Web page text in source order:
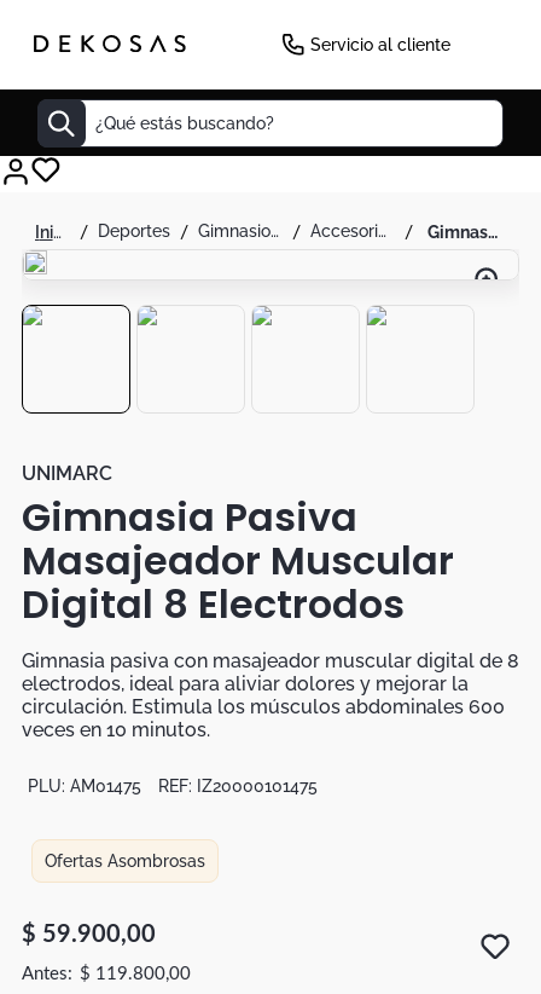
Servicio al cliente
¿Qué estás buscando?
deportes gimnasio y fitness accesorios fitness yoga y pilates gimnasia pasiva masajeador muscular digital 8 electrodos
UNIMARC
Gimnasia Pasiva
Masajeador Muscular
Digital 8 Electrodos
Gimnasia pasiva con masajeador muscular digital de 8
electrodos, ideal para aliviar dolores y mejorar la
circulación. Estimula los músculos abdominales 600
veces en 10 minutos.
PLU: AM01475 REF: IZ20000101475
Ofertas Asombrosas
$ 59.900,00
$ 119.800,00
Decoracion
Cuadro
Sillas
Duvet
Botas
Dko